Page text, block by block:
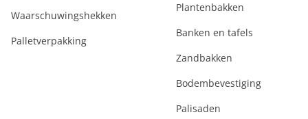
Waarschuwingshekken
Palletverpakking
Plantenbakken
Banken en tafels
Zandbakken
Bodembevestiging
Palisaden